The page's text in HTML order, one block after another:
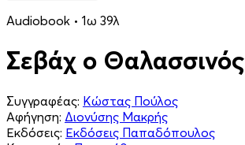
Audiobook • 1ω 39λ
Σεβάχ ο Θαλασσινός
Συγγραφέας: Κώστας Πούλος
Αφήγηση: Διονύσης Μακρής
Εκδόσεις: Εκδόσεις Παπαδόπουλος